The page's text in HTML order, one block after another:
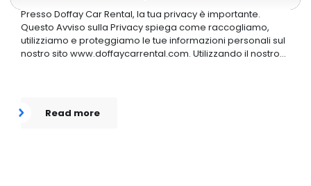
Presso Doffay Car Rental, la tua privacy è importante.
Questo Avviso sulla Privacy spiega come raccogliamo,
utilizziamo e proteggiamo le tue informazioni personali sul
nostro sito www.doffaycarrental.com. Utilizzando il nostro
Read more